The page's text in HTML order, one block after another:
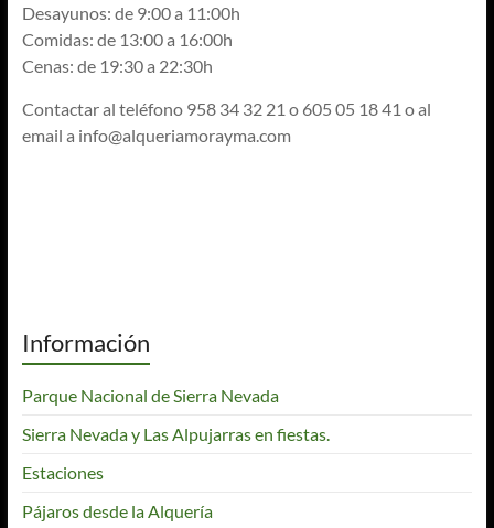
Desayunos: de 9:00 a 11:00h
Comidas: de 13:00 a 16:00h
Cenas: de 19:30 a 22:30h
Contactar al teléfono 958 34 32 21 o 605 05 18 41 o al
email a info@alqueriamorayma.com
Información
Parque Nacional de Sierra Nevada
Sierra Nevada y Las Alpujarras en fiestas.
Estaciones
Pájaros desde la Alquería